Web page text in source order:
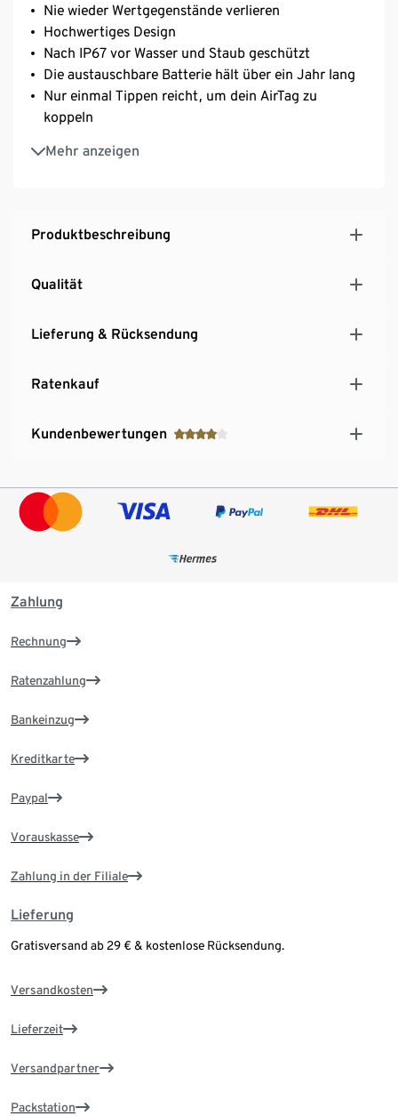
Nie wieder Wertgegenstände verlieren
Hochwertiges Design
Nach IP67 vor Wasser und Staub geschützt
Die austauschbare Batterie hält über ein Jahr lang
Nur einmal Tippen reicht, um dein AirTag zu
koppeln
Mehr anzeigen
Spielt einen Ton mit integriertem Lautsprecher ab
Die genaue Suche nutzt eine Ultrabreitband-
Standortdaten und deren Verlauf werden niemals
auf dem AirTag gespeichert
Produktbeschreibung
Qualität
Lieferung & Rücksendung
Ratenkauf
Kundenbewertungen
Zahlung
Rechnung
Ratenzahlung
Bankeinzug
Kreditkarte
Paypal
Vorauskasse
Zahlung in der Filiale
Lieferung
Gratisversand ab 29 € & kostenlose Rücksendung.
Versandkosten
Lieferzeit
Versandpartner
Packstation